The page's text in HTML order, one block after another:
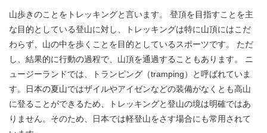
・マイクロバリオカーボン
・SPDサーモライトAS
・SPDクレシダ
・クオンタムSPDAS
・クオンタムSPD
AS
・PHOTOシステムALU